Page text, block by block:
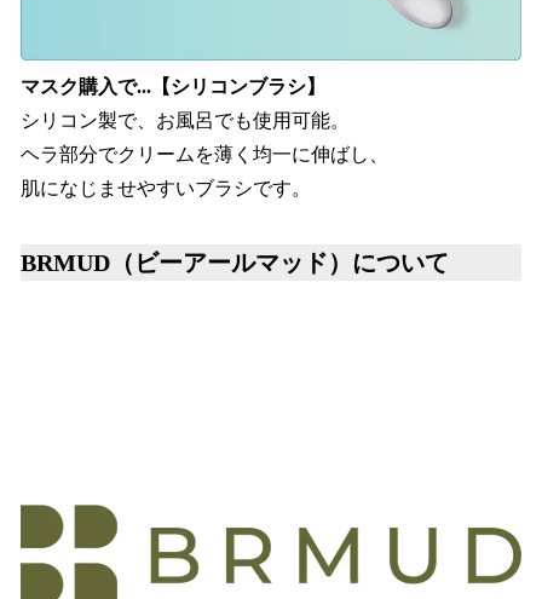
マスク購入で...【シリコンブラシ】
シリコン製で、お風呂でも使用可能。
ヘラ部分でクリームを薄く均一に伸ばし、
肌になじませやすいブラシです。
BRMUD（ビーアールマッド）について